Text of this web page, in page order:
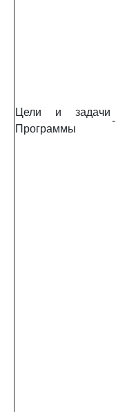
Цели и задачи
Программы
-